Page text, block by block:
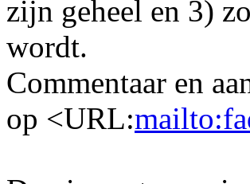
zijn geheel en 3)
wordt.
Commentaar en
op <URL: